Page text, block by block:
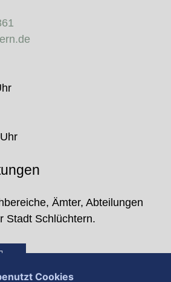
Ämter, Abteilungen
Stadt Schlüchtern.
Cookies